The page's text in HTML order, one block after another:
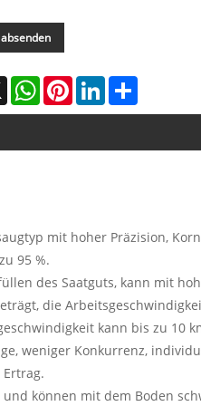
X WhatsAppPinterestLinkedInShare
mit hoher Präzision,
95 %.
des Saatguts, kann mit
die
kann bis zu 10
weniger Konkurrenz,
können mit dem Boden